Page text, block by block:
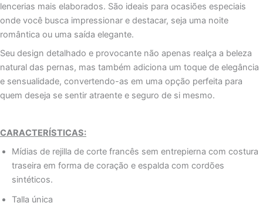
lencerias mais elaborados. São ideais para ocasiões especiais
onde você busca impressionar e destacar, seja uma noite
romântica ou uma saída elegante.
Seu design detalhado e provocante não apenas realça a beleza
natural das pernas, mas também adiciona um toque de elegância
e sensualidade, convertendo-as em uma opção perfeita para
quem deseja se sentir atraente e seguro de si mesmo.
CARACTERÍSTICAS:
Mídias de rejilla de corte francês sem entrepierna com costura
traseira em forma de coração e espalda com cordões
sintéticos.
Talla única